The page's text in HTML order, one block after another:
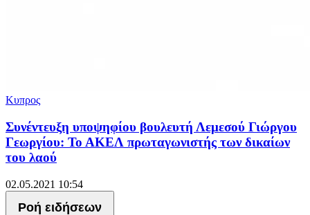
Κυπρος
Συνέντευξη υποψηφίου βουλευτή Λεμεσού Γιώργου
Γεωργίου: Το ΑΚΕΛ πρωταγωνιστής των δικαίων
του λαού
02.05.2021 10:54
Ροή ειδήσεων